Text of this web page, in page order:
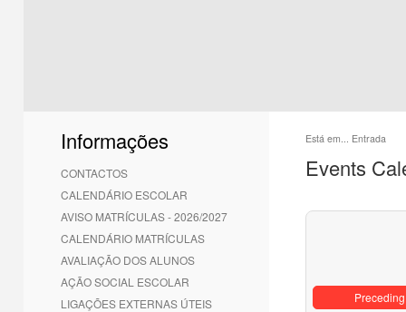
Informações
CONTACTOS
CALENDÁRIO ESCOLAR
AVISO MATRÍCULAS - 2026/2027
CALENDÁRIO MATRÍCULAS
AVALIAÇÃO DOS ALUNOS
AÇÃO SOCIAL ESCOLAR
LIGAÇÕES EXTERNAS ÚTEIS
Está em... Entrada
Events